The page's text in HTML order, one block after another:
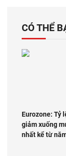
CÓ THỂ
Eurozone: Tỷ
giảm xuống
nhất kể từ